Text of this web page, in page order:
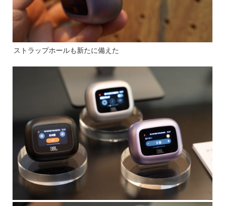
ストラップホールも新たに備えた